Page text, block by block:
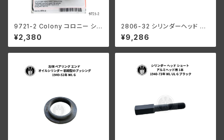
9721-2 Colony コロニー シリ
ンダーヘッド スペーサー ハーレ
ーダビッドソン 1937-73年 45
モデル パーカーライズド
¥2,380
2806-32 シリンダーヘッド ブ
ラケット 鉄ヘッド用 ハーレーダ
ビッドソン 1932-1952年 DL R
L WL G 亜鉛メッキ
¥9,286